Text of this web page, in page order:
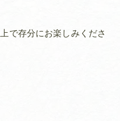
で存分にお楽しみくださ